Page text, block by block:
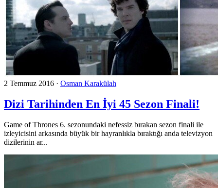
2 Temmuz 2016 · Osman Karakülah
Dizi Tarihinden En İyi 45 Sezon Finali!
Game of Thrones 6. sezonundaki nefessiz bırakan sezon finali ile
izleyicisini arkasında büyük bir hayranlıkla bıraktığı anda televizyon
dizilerinin ar...